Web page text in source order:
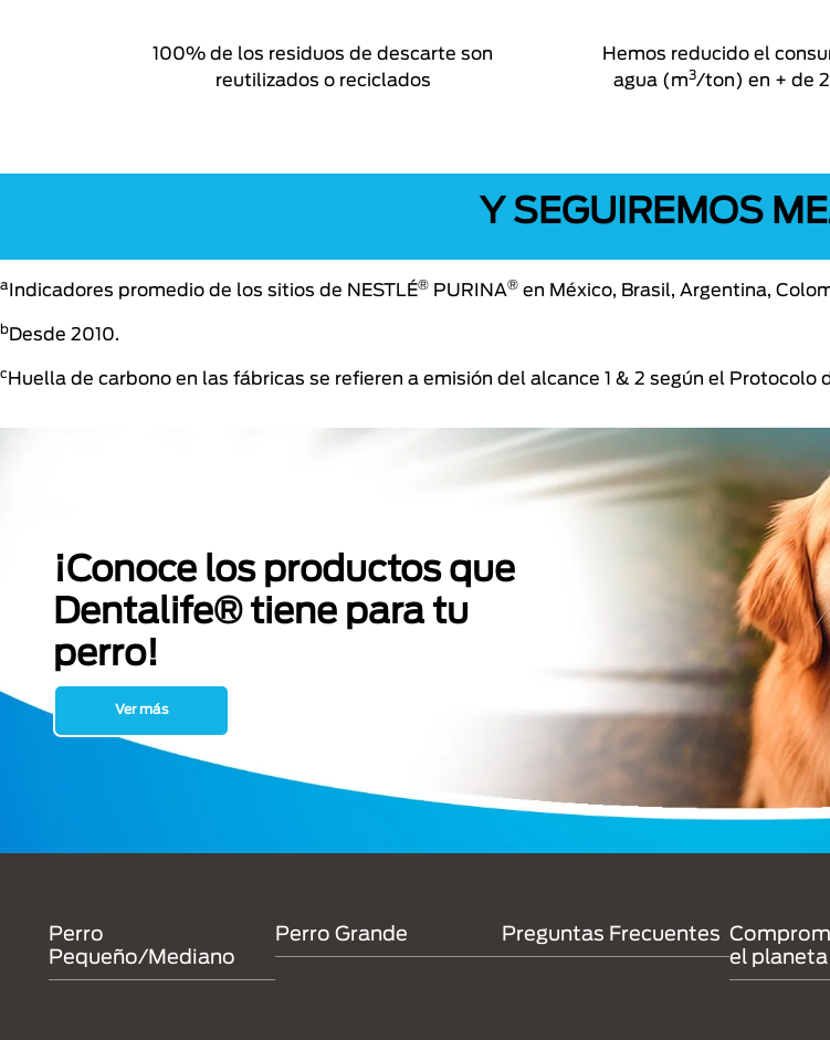
100% de los residuos de descarte son
reutilizados o reciclados
Hemos reducido el
agua (m3/ton) en + de
Y SEGUIREMOS
a Indicadores promedio de los sitios de NESTLÉ® PURINA® en México, Brasil, Argentina,
b Desde 2010.
c Huella de carbono en las fábricas se refieren a emisión del alcance 1 & 2 según el
¡Conoce los productos que
Dentalife® tiene para tu
perro!
Ver más
Perro
Pequeño/Mediano
Perro Grande Preguntas Frecuentes
el planeta